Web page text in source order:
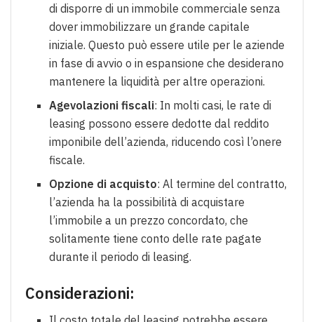
di disporre di un immobile commerciale senza
dover immobilizzare un grande capitale
iniziale. Questo può essere utile per le aziende
in fase di avvio o in espansione che desiderano
mantenere la liquidità per altre operazioni.
Agevolazioni fiscali: In molti casi, le rate di
leasing possono essere dedotte dal reddito
imponibile dell’azienda, riducendo così l’onere
fiscale.
Opzione di acquisto: Al termine del contratto,
l’azienda ha la possibilità di acquistare
l’immobile a un prezzo concordato, che
solitamente tiene conto delle rate pagate
durante il periodo di leasing.
Considerazioni: